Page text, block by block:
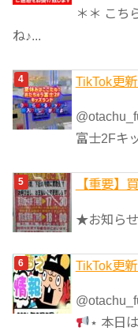
＊＊ こち
ね♪...
TikTok更
富士2Fキ
【重要】
★お知ら
TikTok更
⋆ 本日